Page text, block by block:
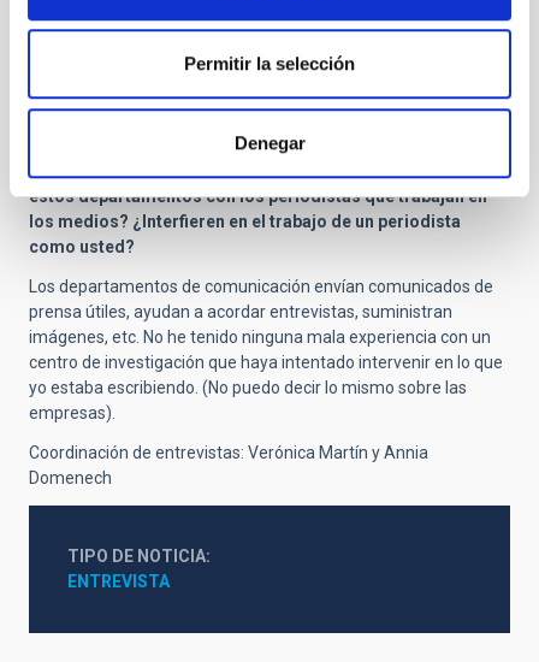
Permitir la selección
Denegar
extraterrestre?
Me gustaría saberlo. No puedo hacer una suposición con
investigación tienen grandes departamentos de divulgación
y comunicación científicos. ¿Qué relaciones mantienen
estos departamentos con los periodistas que trabajan en
los medios? ¿Interfieren en el trabajo de un periodista
como usted?
Los departamentos de comunicación envían comunicados de
prensa útiles, ayudan a acordar entrevistas, suministran
imágenes, etc. No he tenido ninguna mala experiencia con un
centro de investigación que haya intentado intervenir en lo que
yo estaba escribiendo. (No puedo decir lo mismo sobre las
empresas).
Coordinación de entrevistas: Verónica Martín y Annia
Domenech
TIPO DE NOTICIA
ENTREVISTA